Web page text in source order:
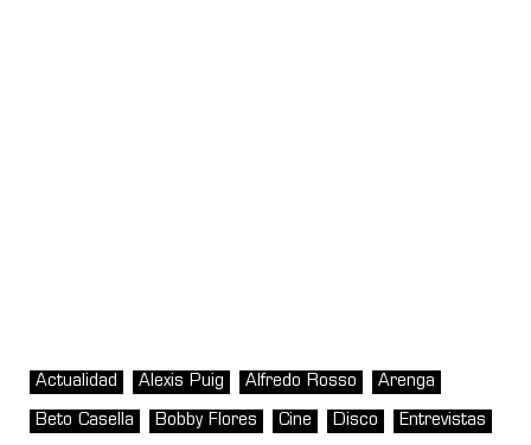
Actualidad Alexis Puig Alfredo Rosso Arenga
Beto Casella Bobby Flores Cine Disco Entrevistas